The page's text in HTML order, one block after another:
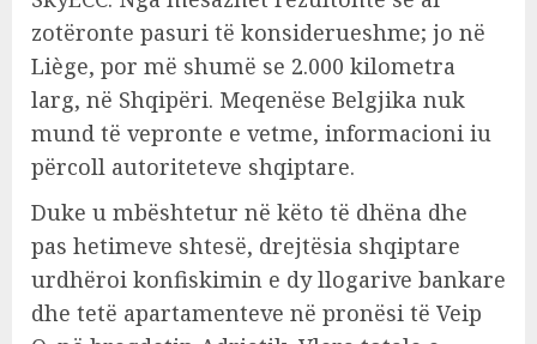
zotëronte pasuri të konsiderueshme; jo në
Liège, por më shumë se 2.000 kilometra
larg, në Shqipëri. Meqenëse Belgjika nuk
mund të vepronte e vetme, informacioni iu
përcoll autoriteteve shqiptare.
Duke u mbështetur në këto të dhëna dhe
pas hetimeve shtesë, drejtësia shqiptare
urdhëroi konfiskimin e dy llogarive bankare
dhe tetë apartamenteve në pronësi të Veip